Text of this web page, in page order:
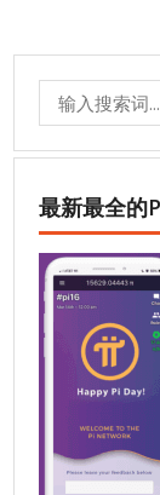
Search
for:
最新最全的